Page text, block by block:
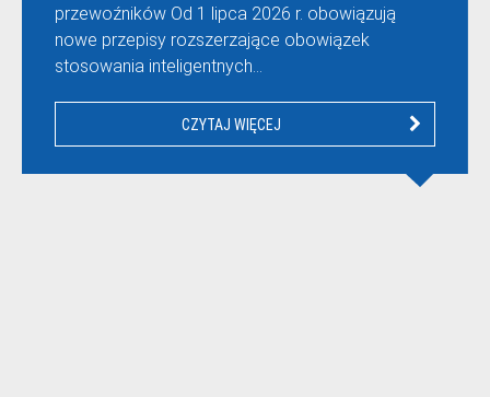
przewoźników Od 1 lipca 2026 r. obowiązują
nowe przepisy rozszerzające obowiązek
stosowania inteligentnych…
CZYTAJ WIĘCEJ